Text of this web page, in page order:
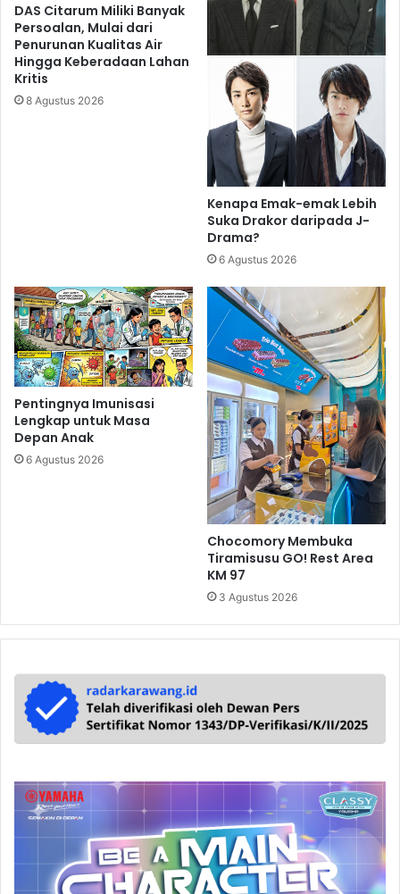
DAS Citarum Miliki Banyak
Persoalan, Mulai dari
Penurunan Kualitas Air
Hingga Keberadaan Lahan
Kritis
8 Agustus 2026
Kenapa Emak-emak Lebih
Suka Drakor daripada J-
Drama?
6 Agustus 2026
Pentingnya Imunisasi
Lengkap untuk Masa
Depan Anak
6 Agustus 2026
Chocomory Membuka
Tiramisusu GO! Rest Area
KM 97
3 Agustus 2026